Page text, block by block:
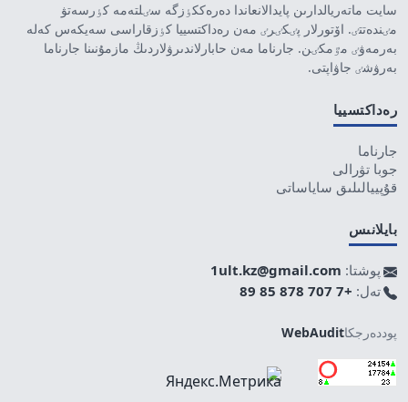
سايت ماتەريالدارىن پايدالانعاندا دەرەككٶزگە سٸلتەمە كٶرسەتۋ
مٸندەتتٸ. اۆتورلار پٸكٸرٸ مەن رەداكتسييا كٶزقاراسى سەيكەس كەلە
بەرمەۋٸ مٷمكٸن. جارناما مەن حابارلاندىرۋلاردىڭ مازمۇنىنا جارناما
بەرۋشٸ جاۋاپتى.
رەداكتسييا
جارناما
جوبا تۋرالى
قۇپييالىلىق ساياساتى
بايلانىس
پوشتا: 1ult.kz@gmail.com
تەل: +7 707 878 85 89
پوددەرجكاWebAudit